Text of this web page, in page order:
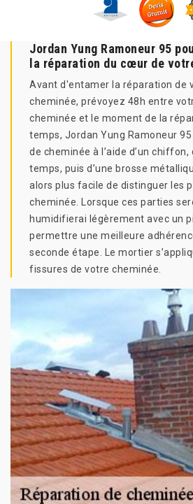
Jordan Yung Ramoneur 95
la réparation du cœur de
Avant d'entamer la réparation de
cheminée, prévoyez 48h entre
cheminée et le moment de la
temps, Jordan Yung Ramoneur
de cheminée à l’aide d’un
temps, puis d’une brosse
alors plus facile de distinguer les
cheminée. Lorsque ces parties
humidifierai légèrement avec un
permettre une meilleure
seconde étape. Le mortier
fissures de votre cheminée.